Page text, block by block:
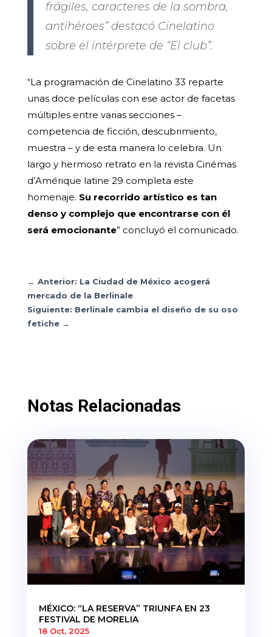
frágiles, caracteres de la sombra,
antihéroes” destacó Cinelatino
sobre el intérprete de “El club”.
“La programación de Cinelatino 33 reparte
unas doce películas con ese actor de facetas
múltiples entre varias secciones –
competencia de ficción, descubrimiento,
muestra – y de esta manera lo celebra. Un
largo y hermoso retrato en la revista Cinémas
d’Amérique latine 29 completa este
homenaje. Su recorrido artístico es tan
denso y complejo que encontrarse con él
será emocionante” concluyó el comunicado.
← Anterior: La Ciudad de México acogerá
mercado de la Berlinale
Siguiente: Berlinale cambia el diseño de su oso
fetiche→
Notas Relacionadas
MÉXICO: “LA RESERVA” TRIUNFA EN 23
FESTIVAL DE MORELIA
18 Oct, 2025